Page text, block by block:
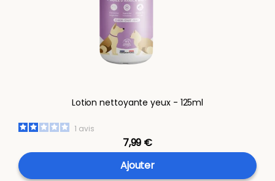
Lotion nettoyante yeux - 125ml
1 avis
7,99 €
Ajouter